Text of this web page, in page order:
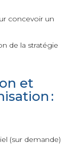
concevoir un
de la stratégie
et
:
(sur demande)